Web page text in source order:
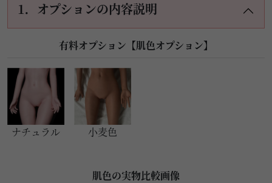
1．オプションの内容説明
有料オプション【肌色オプション】
ナチュラル 小麦色
肌色の実物比較画像